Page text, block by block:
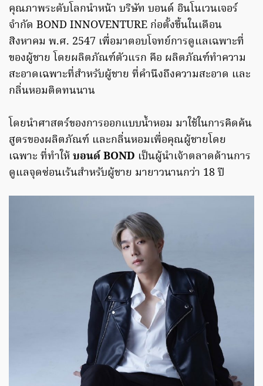
คุณภาพระดับโลกนำหน้า บริษัท บอนด์ อินโนเวนเจอร์
จำกัด BOND INNOVENTURE ก่อตั้งขึ้นในเดือน
สิงหาคม พ.ศ. 2547 เพื่อมาตอบโจทย์การดูแลเฉพาะที่
ของผู้ชาย โดยผลิตภัณฑ์ตัวแรก คือ ผลิตภัณฑ์ทำความ
สะอาดเฉพาะที่สำหรับผู้ชาย ที่คำนึงถึงความสะอาด และ
กลิ่นหอมติดทนนาน
โดยนำศาสตร์ของการออกแบบน้ำหอม มาใช้ในการคิดค้น
สูตรของผลิตภัณฑ์ และกลิ่นหอมเพื่อคุณผู้ชายโดย
เฉพาะ ที่ทำให้ บอนด์ BOND เป็นผู้นำเจ้าตลาดด้านการ
ดูแลจุดซ่อนเร้นสำหรับผู้ชาย มายาวนานกว่า 18 ปี